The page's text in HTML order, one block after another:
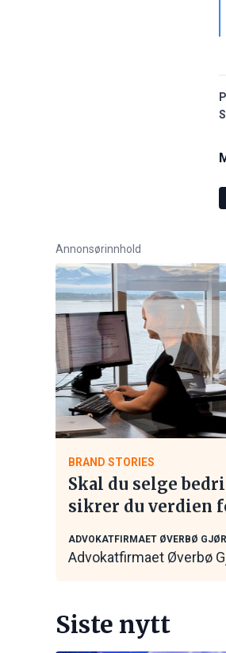
Annonsørinnhold
BRAND STORIES
Skal du selge
sikrer du verdien
ADVOKATFIRMAET ØVERBØ
Advokatfirmaet Øverbø
Siste nytt